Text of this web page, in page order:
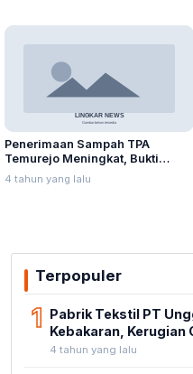
Penerimaan Sampah TPA
Temurejo Meningkat, Bukti
Masyarakat Blora Peduli
Kebersihan
4 tahun yang lalu
Terpopuler
1 Pabrik Tekstil PT
Kebakaran, Kerugian
4 tahun yang lalu